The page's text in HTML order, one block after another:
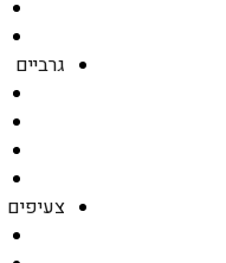
גרביים
צעיפים